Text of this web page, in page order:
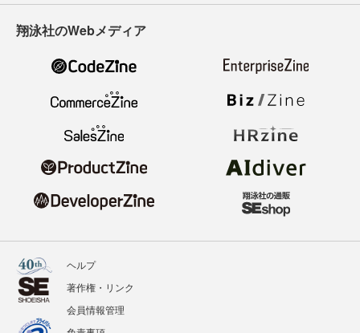
翔泳社のWebメディア
ヘルプ
著作権・リンク
会員情報管理